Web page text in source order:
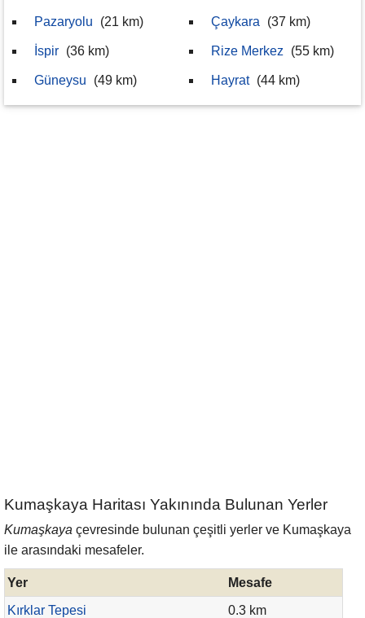
Pazaryolu (21 km)
İspir (36 km)
Güneysu (49 km)
Çaykara (37 km)
Rize Merkez (55 km)
Hayrat (44 km)
Kumaşkaya Haritası Yakınında Bulunan Yerler
Kumaşkaya çevresinde bulunan çeşitli yerler ve Kumaşkaya
ile arasındaki mesafeler.
Yer
Mesafe
Kırklar Tepesi
0.3 km